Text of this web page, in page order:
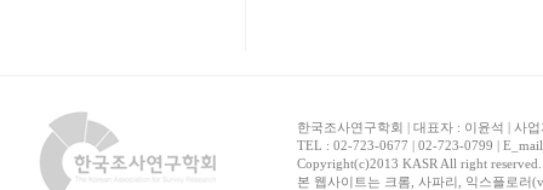
한국조사연구학회 | 대표자 : 이윤석 | 사
TEL : 02-723-0677 | 02-723-0799 | E_mail
Copyright(c)2013 KASR All right
본 웹사이트는 크롬, 사파리, 익스플로러